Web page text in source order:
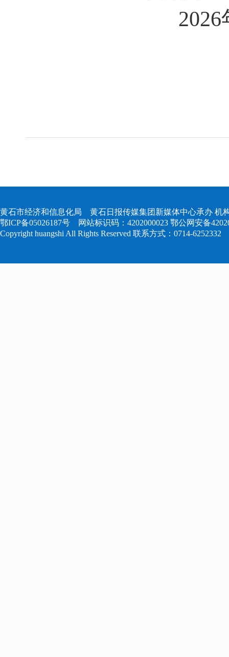
黄石市经济和信息化局 黄石日报传媒集团新媒体中心承办 机
鄂ICP备05026187号 网站标识码：4202000023 鄂公网安备
Copyright huangshi All Rights Reserved 联系方式：0714-6252332